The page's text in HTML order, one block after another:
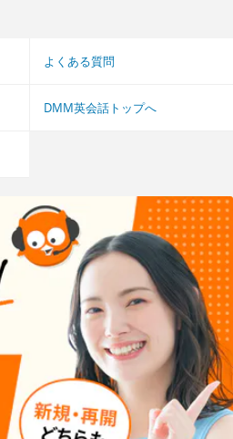
よくある質問
DMM英会話トップへ